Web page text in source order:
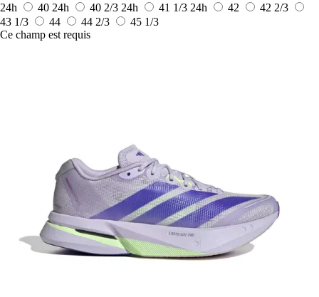
24h
40 24h 40 2/3 24h 41 1/3 24h 42
42 2/3
43 1/3
44 44 2/3
45 1/3
Ce champ est requis